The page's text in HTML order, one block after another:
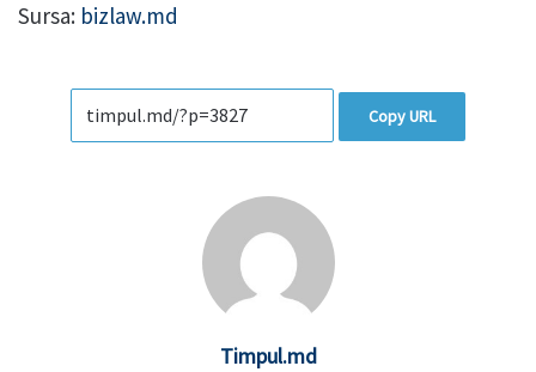
Sursa: bizlaw.md
Copy URL
Timpul.md